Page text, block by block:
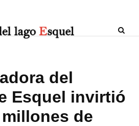
del
Esquel invirtió
de